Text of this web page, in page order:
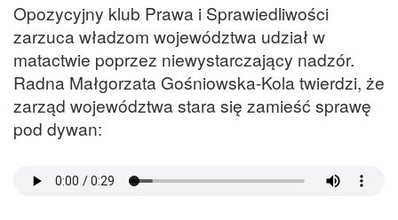
Opozycyjny klub Prawa i Sprawiedliwości
zarzuca władzom województwa udział w
matactwie poprzez niewystarczający nadzór.
Radna Małgorzata Gośniowska-Kola twierdzi, że
zarząd województwa stara się zamieść sprawę
pod dywan: